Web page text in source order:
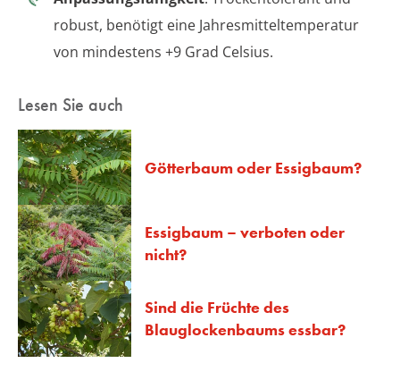
robust, benötigt eine Jahresmitteltemperatur
von mindestens +9 Grad Celsius.
Lesen Sie auch
Götterbaum oder Essigbaum?
Essigbaum – verboten oder
nicht?
Sind die Früchte des
Blauglockenbaums essbar?